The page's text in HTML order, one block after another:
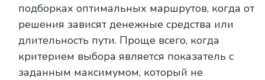
подборках оптимальных маршрутов, когда от
решения зависят денежные средства или
длительность пути. Проще всего, когда
критерием выбора является показатель с
заданным максимумом, который не